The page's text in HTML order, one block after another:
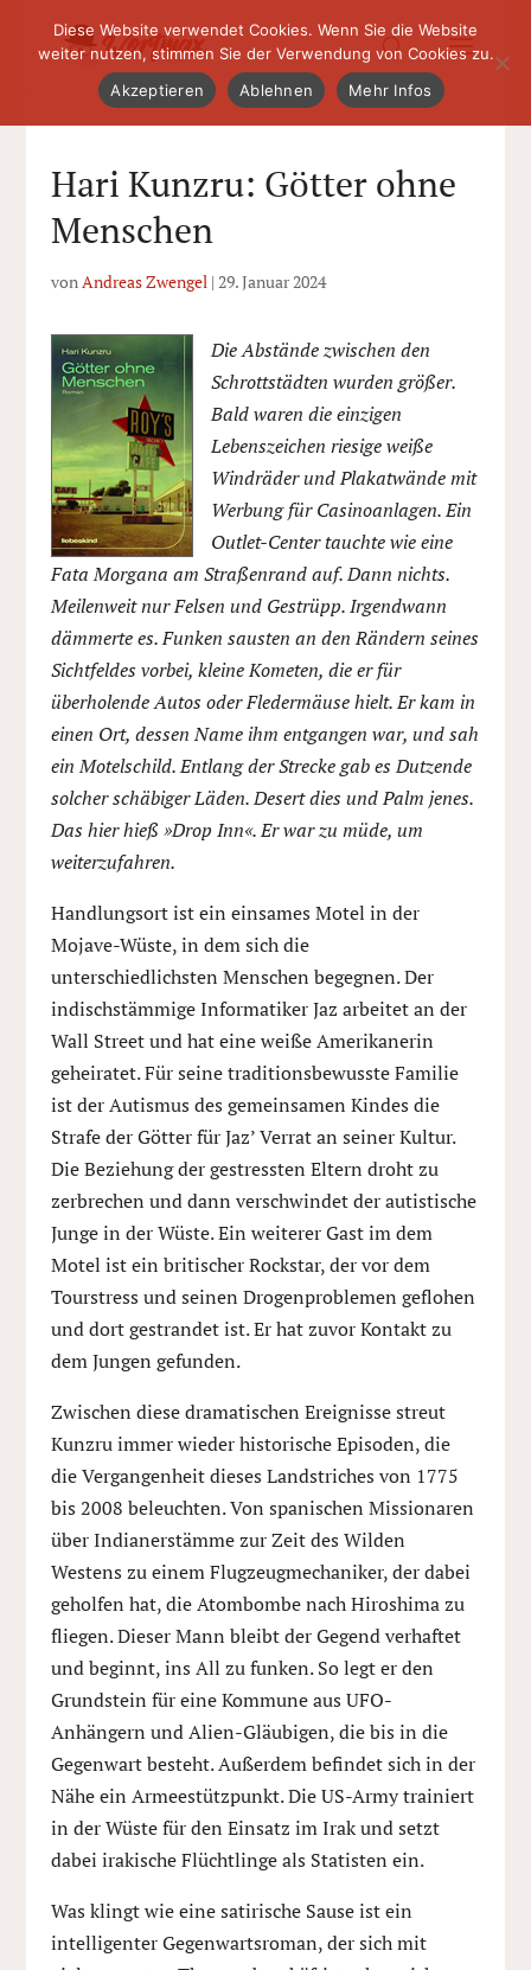
Hari Kunzru: Götter ohne
Menschen
vonAndreas Zwengel| 29. Januar 2024
Die Abstände zwischen den
Schrottstädten wurden größer.
Bald waren die einzigen
Lebenszeichen riesige weiße
Windräder und Plakatwände mit
Werbung für Casinoanlagen. Ein
Outlet-Center tauchte wie eine
Fata Morgana am Straßenrand auf. Dann nichts.
Meilenweit nur Felsen und Gestrüpp. Irgendwann
dämmerte es. Funken sausten an den Rändern seines
Sichtfeldes vorbei, kleine Kometen, die er für
überholende Autos oder Fledermäuse hielt. Er kam in
einen Ort, dessen Name ihm entgangen war, und sah
ein Motelschild. Entlang der Strecke gab es Dutzende
solcher schäbiger Läden. Desert dies und Palm jenes.
Das hier hieß »Drop Inn«. Er war zu müde, um
weiterzufahren.
Handlungsort ist ein einsames Motel in der
Mojave-Wüste, in dem sich die
unterschiedlichsten Menschen begegnen. Der
indischstämmige Informatiker Jaz arbeitet an der
Wall Street und hat eine weiße Amerikanerin
geheiratet. Für seine traditionsbewusste Familie
ist der Autismus des gemeinsamen Kindes die
Strafe der Götter für Jaz’ Verrat an seiner Kultur.
Die Beziehung der gestressten Eltern droht zu
zerbrechen und dann verschwindet der autistische
Junge in der Wüste. Ein weiterer Gast im dem
Motel ist ein britischer Rockstar, der vor dem
Tourstress und seinen Drogenproblemen geflohen
und dort gestrandet ist. Er hat zuvor Kontakt zu
dem Jungen gefunden.
Zwischen diese dramatischen Ereignisse streut
Kunzru immer wieder historische Episoden, die
die Vergangenheit dieses Landstriches von 1775
bis 2008 beleuchten. Von spanischen Missionaren
über Indianerstämme zur Zeit des Wilden
Westens zu einem Flugzeugmechaniker, der dabei
geholfen hat, die Atombombe nach Hiroshima zu
fliegen. Dieser Mann bleibt der Gegend verhaftet
und beginnt, ins All zu funken. So legt er den
Grundstein für eine Kommune aus UFO-
Anhängern und Alien-Gläubigen, die bis in die
Gegenwart besteht. Außerdem befindet sich in der
Nähe ein Armeestützpunkt. Die US-Army trainiert
in der Wüste für den Einsatz im Irak und setzt
dabei irakische Flüchtlinge als Statisten ein.
Was klingt wie eine satirische Sause ist ein
intelligenter Gegenwartsroman, der sich mit
Diese Website verwendet Cookies. Wenn Sie die Website
weiter nutzen, stimmen Sie der Verwendung von Cookies zu.
Akzeptieren
Ablehnen Mehr Infos